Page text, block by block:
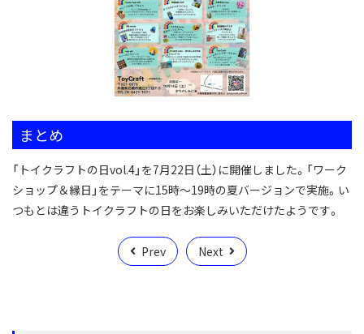
まとめ
「トイクラフトの日vol.4」を7月22日（土）に開催しました。「ワーク
ショップ＆縁日」をテーマに15時～19時の夏バージョンで実施。い
つもとは違うトイクラフトの日をお楽しみいただけたようです。
Prev Next